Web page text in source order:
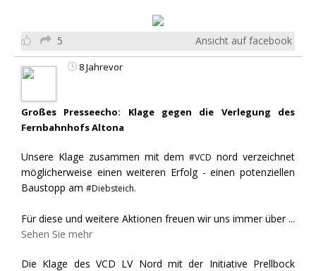
5 Ansicht auf facebook
8 Jahrevor
Großes Presseecho: Klage gegen die Verlegung des
Fernbahnhofs Altona
Unsere Klage zusammen mit dem#VCD nord verzeichnet
möglicherweise einen weiteren Erfolg - einen potenziellen
Baustopp am #Diebsteich.
Für diese und weitere Aktionen freuen wir uns immer über ...
Sehen Sie mehr
Die Klage des VCD LV Nord mit der Initiative Prellbock